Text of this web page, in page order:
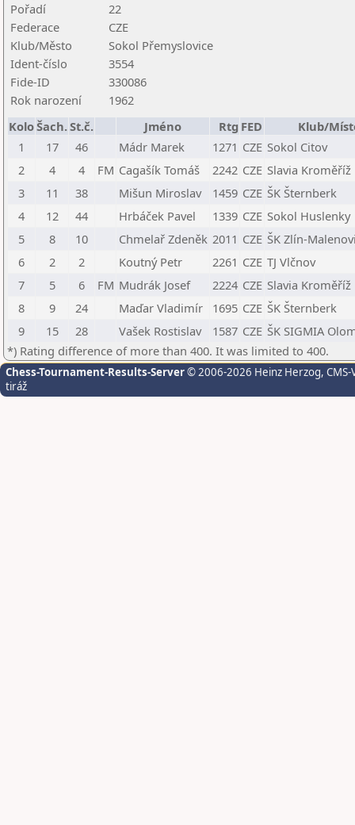
Pořadí
22
Federace
CZE
Klub/Město
Sokol Přemyslovice
Ident-číslo
3554
Fide-ID
330086
Rok narození
1962
KoloŠach.St.č. Jméno Rtg FED
Klub/
1
17 46 Mádr Marek 1271 CZE Sokol Citov
2
4 4 FM Cagašík Tomáš 2242 CZE Slavia Kroměříž
3
11 38 Mišun Miroslav 1459 CZE ŠK Šternberk
4
12 44 Hrbáček Pavel 1339 CZE Sokol Huslenky
5
8 10 Chmelař Zdeněk 2011 CZE ŠK Zlín-
6
2 2 Koutný Petr 2261 CZE TJ Vlčnov
7
5 6 FM Mudrák Josef 2224 CZE Slavia Kroměříž
8
9 24 Maďar Vladimír 1695 CZE ŠK Šternberk
9
15 28 Vašek Rostislav 1587 CZE ŠK SIGMIA
*) Rating difference of more than 400. It was limited to 400.
Chess-Tournament-Results-Server© 2006-2026 Heinz Herzog,
tiráž